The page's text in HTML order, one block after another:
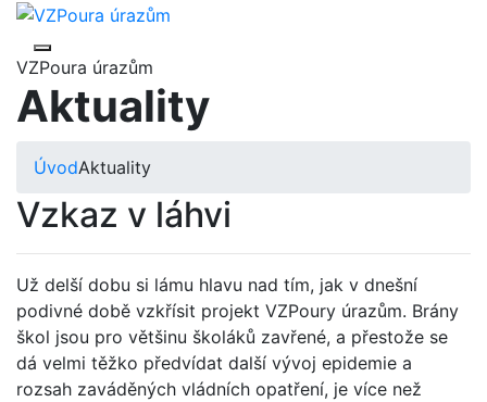
VZPoura úrazům
Aktuality
ÚvodAktuality
Vzkaz v láhvi
Už delší dobu si lámu hlavu nad tím, jak v dnešní
podivné době vzkřísit projekt VZPoury úrazům. Brány
škol jsou pro většinu školáků zavřené, a přestože se
dá velmi těžko předvídat další vývoj epidemie a
rozsah zaváděných vládních opatření, je více než